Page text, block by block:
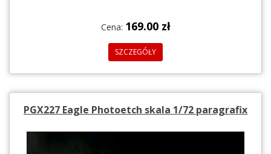
Cena: 169.00 zł
SZCZEGÓŁY
PGX227 Eagle Photoetch skala 1/72 paragrafix